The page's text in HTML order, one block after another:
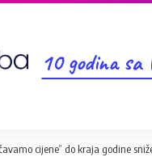
10 godina sa
cijene” do kraja godine